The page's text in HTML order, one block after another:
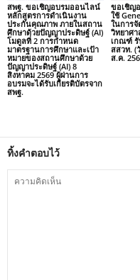
สพฐ. ขอเชิญอบรมออนไลน์
หลักสูตรการดำเนินงาน
ประกันคุณภาพ ภายในสถาน
ศึกษาด้วยปัญญาประดิษฐ์ (AI)
โมดูลที่ 2 การกำหนด
มาตรฐานการศึกษาและเป้า
หมายของสถานศึกษาด้วย
ปัญญาประดิษฐ์ (AI) 8
สิงหาคม 2569 ผู้ผ่านการ
อบรมจะได้รับเกียรติบัตรจาก
สพฐ.
ขอเชิญ
ใช้
ในการจั
วิทยาศ
เกณฑ์ รั
สสวท. (
ส.ค.
ทิ้งคำตอบไว้